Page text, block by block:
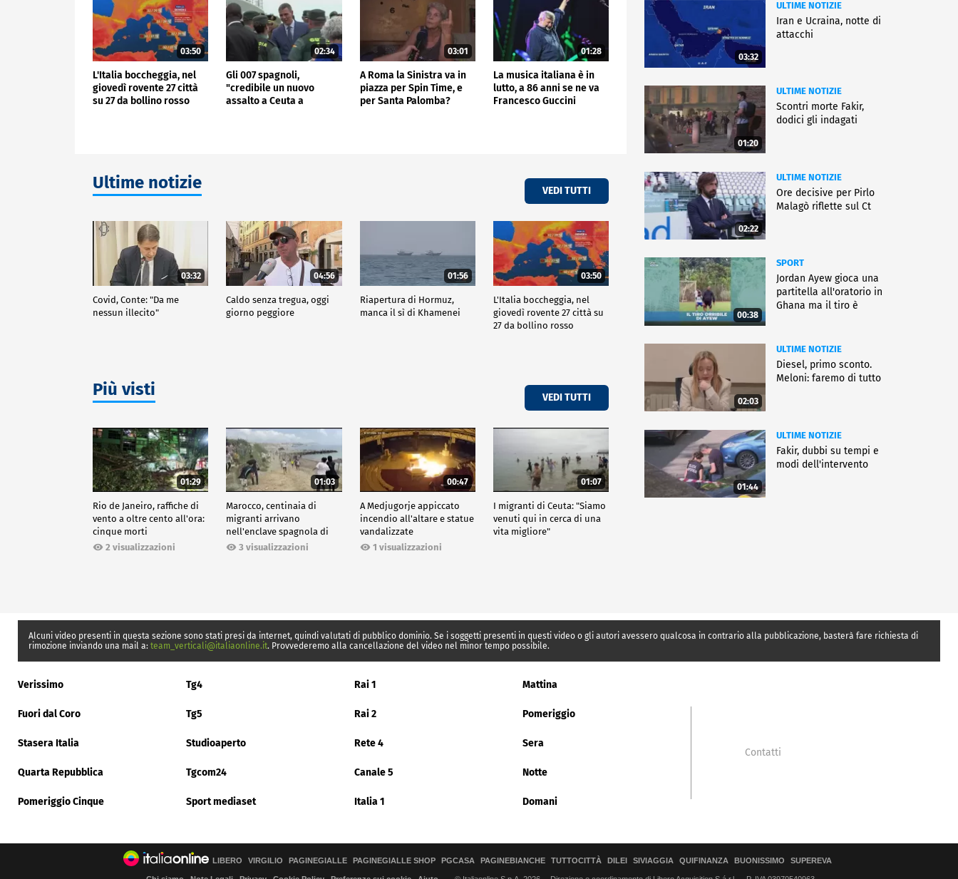
03:50
L'Italia boccheggia, nel
giovedì rovente 27 città
su 27 da bollino rosso
02:34
Gli 007 spagnoli,
"credibile un nuovo
assalto a Ceuta a
03:01
A Roma la Sinistra va in
piazza per Spin Time, e
per Santa Palomba?
01:28
La musica italiana è in
lutto, a 86 anni se ne va
Francesco Guccini
Ultime notizie VEDI TUTTI
03:32
Covid, Conte: "Da me
nessun illecito"
04:56
Caldo senza tregua, oggi
giorno peggiore
01:56
Riapertura di Hormuz,
manca il sì di Khamenei
03:50
L'Italia boccheggia, nel
giovedì rovente 27 città su
27 da bollino rosso
Più visti VEDI TUTTI
01:29
Rio de Janeiro, raffiche di
vento a oltre cento all'ora:
cinque morti
2 visualizzazioni
01:03
Marocco, centinaia di
migranti arrivano
nell'enclave spagnola di
Ceuta3 visualizzazioni
00:47
A Medjugorje appiccato
incendio all'altare e statue
vandalizzate
1 visualizzazioni
01:07
I migranti di Ceuta: "Siamo
venuti qui in cerca di una
vita migliore"
03:32
ULTIME NOTIZIE
Iran e Ucraina, notte di
attacchi
01:20
ULTIME NOTIZIE
Scontri morte Fakir,
dodici gli indagati
02:22
ULTIME NOTIZIE
Ore decisive per Pirlo
Malagò riflette sul Ct
00:38
SPORT
Jordan Ayew gioca una
partitella all'oratorio in
Ghana ma il tiro è
02:03
ULTIME NOTIZIE
Diesel, primo sconto.
Meloni: faremo di tutto
01:44
ULTIME NOTIZIE
Fakir, dubbi su tempi e
modi dell'intervento
Alcuni video presenti in questa sezione sono stati presi da internet, quindi valutati di pubblico dominio. Se i soggetti presenti in questi video o gli autori avessero qualcosa in contrario alla pubblicazione, basterà fare richiesta di
rimozione inviando una mail a: team_verticali@italiaonline.it. Provvederemo alla cancellazione del video nel minor tempo possibile.
Verissimo Tg4 Rai 1 Mattina
Fuori dal Coro Tg5 Rai 2 Pomeriggio
Stasera Italia Studioaperto Rete 4 Sera
Quarta Repubblica Tgcom24 Canale 5 Notte
Pomeriggio Cinque Sport mediaset Italia 1 Domani
Contatti
LIBERO VIRGILIO PAGINEGIALLE PAGINEGIALLE SHOP PGCASA PAGINEBIANCHE TUTTOCITTÀ DILEI SIVIAGGIA QUIFINANZA BUONISSIMO SUPEREVA